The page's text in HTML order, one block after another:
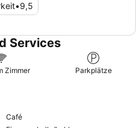
•9,5
Services
Zimmer Parkplätze
Café